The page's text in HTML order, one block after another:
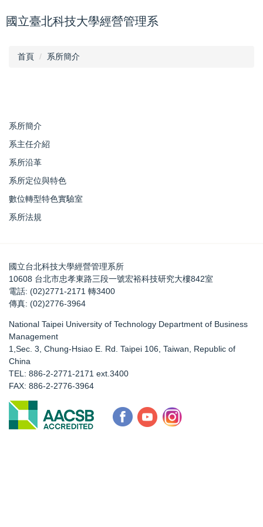
到
國立臺北科技大學經營管理系
首頁 系所簡介
系所簡介
系主任介紹
系所沿革
系所定位與特色
數位轉型特色實驗室
系所法規
國立台北科技大學經營管理系所
10608 台北市忠孝東路三段一號宏裕科技研究大樓842室
電話: (02)2771-2171 轉3400
傳真: (02)2776-3964
National Taipei University of Technology Department of Business
Management
1,Sec. 3, Chung-Hsiao E. Rd. Taipei 106, Taiwan, Republic of
China
TEL: 886-2-2771-2171 ext.3400
FAX: 886-2-2776-3964